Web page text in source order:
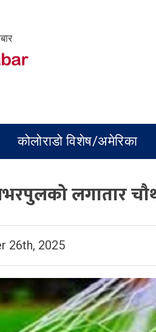
कोलोराडो विशेष/अमेरिका
लगातार
26th, 2025